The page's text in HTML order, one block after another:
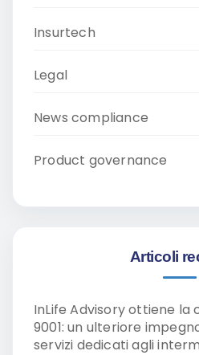
Insurtech
Legal
News compliance
Product governance
Articoli
InLife Advisory ottiene la
9001: un ulteriore
servizi dedicati agli